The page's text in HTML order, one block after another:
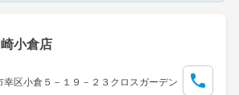
小倉店
幸区小倉５－１９－２３クロスガーデン